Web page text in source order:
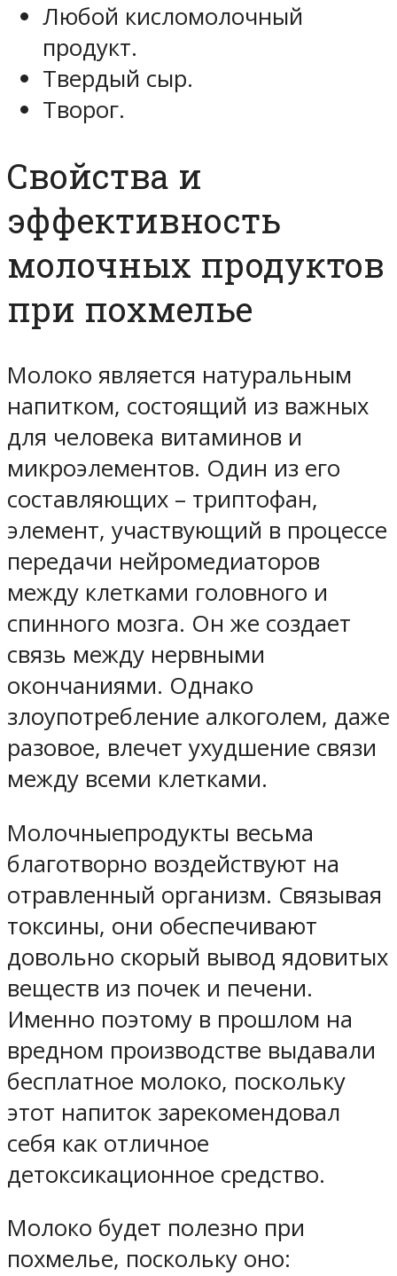
Любой кисломолочный
продукт.
Твердый сыр.
Творог.
Свойства и
эффективность
молочных продуктов
при похмелье
Молоко является натуральным
напитком, состоящий из важных
для человека витаминов и
микроэлементов. Один из его
составляющих – триптофан,
элемент, участвующий в процессе
передачи нейромедиаторов
между клетками головного и
спинного мозга. Он же создает
связь между нервными
окончаниями. Однако
злоупотребление алкоголем, даже
разовое, влечет ухудшение связи
между всеми клетками.
Молочныепродукты весьма
благотворно воздействуют на
отравленный организм. Связывая
токсины, они обеспечивают
довольно скорый вывод ядовитых
веществ из почек и печени.
Именно поэтому в прошлом на
вредном производстве выдавали
бесплатное молоко, поскольку
этот напиток зарекомендовал
себя как отличное
детоксикационное средство.
Молоко будет полезно при
похмелье, поскольку оно: